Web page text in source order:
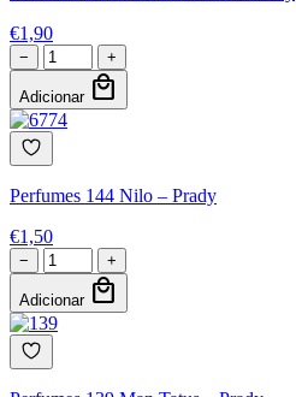
€1,90
− +
Adicionar local_mall
Perfumes 144 Nilo – Prady
€1,50
− +
Adicionar local_mall